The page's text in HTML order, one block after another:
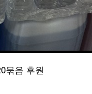
묶음 후원